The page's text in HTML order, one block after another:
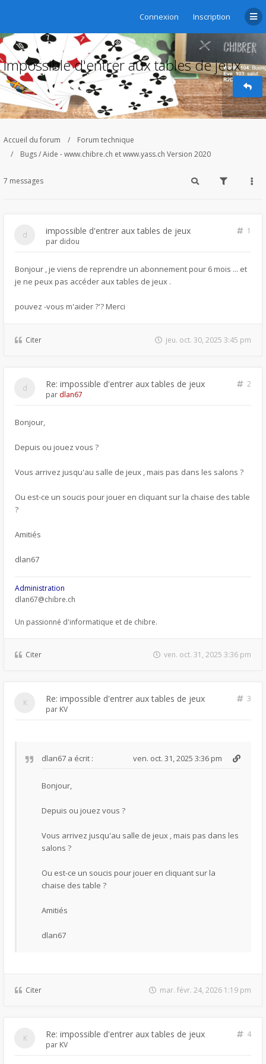
Connexion Inscription
impossible d'entrer aux tables de jeux
Accueil du forum
Forum technique
Bugs / Aide - www.chibre.ch et www.yass.ch Version 2020
7 messages
impossible d'entrer aux tables de jeux
1
par didou
Bonjour , je viens de reprendre un abonnement pour 6 mois ... et
je ne peux pas accéder aux tables de jeux .
pouvez -vous m'aider ?'? Merci
Citer jeu. oct. 30, 2025 3:45 pm
Re: impossible d'entrer aux tables de jeux
2
par dlan67
Bonjour,
Depuis ou jouez vous ?
Vous arrivez jusqu'au salle de jeux , mais pas dans les salons ?
Ou est-ce un soucis pour jouer en cliquant sur la chaise des table
?
Amitiés
dlan67
Administration
dlan67@chibre.ch
Un passionné d'informatique et de chibre.
Citer ven. oct. 31, 2025 3:36 pm
Re: impossible d'entrer aux tables de jeux
3
par KV
dlan67 a écrit : ven. oct. 31, 2025 3:36 pm
Bonjour,
Depuis ou jouez vous ?
Vous arrivez jusqu'au salle de jeux , mais pas dans les
salons ?
Ou est-ce un soucis pour jouer en cliquant sur la
chaise des table ?
Amitiés
dlan67
Citer mar. févr. 24, 2026 1:19 pm
Re: impossible d'entrer aux tables de jeux
4
par KV